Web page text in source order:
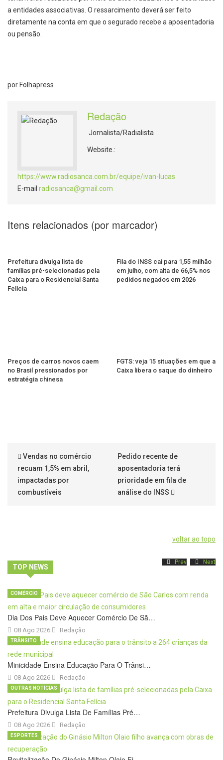
a entidades associativas. O ressarcimento deverá ser feito
diretamente na conta em que o segurado recebe a aposentadoria
ou pensão.
por Folhapress
Redação
Jornalista/Radialista
Website.:
https://www.radiosanca.com.br/equipe/ivan-lucas
E-mail radiosanca@gmail.com
Itens relacionados (por marcador)
Prefeitura divulga lista de
famílias pré-selecionadas pela
Caixa para o Residencial Santa
Felícia
Fila do INSS cai para 1,55 milhão
em julho, com alta de 66,5% nos
pedidos negados em 2026
Preços de carros novos caem
no Brasil pressionados por
estratégia chinesa
FGTS: veja 15 situações em que a
Caixa libera o saque do dinheiro
Vendas no comércio
recuam 1,5% em abril,
impactadas por
combustíveis
Pedido recente de
aposentadoria terá
prioridade em fila de
análise do INSS
voltar ao topo
TOP NEWS
Prev Next
Dia Dos Pais Deve Aquecer Comércio De Sã…
08 Ago 2026
COMÉRCIO
Redação
Minicidade Ensina Educação Para O Trânsi…
08 Ago 2026
TRÂNSITO
Redação
Prefeitura Divulga Lista De Famílias Pré…
08 Ago 2026
OUTRAS NOTÍCIAS
Redação
ESPORTES